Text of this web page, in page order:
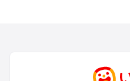
成田・印西・酒々井のプール